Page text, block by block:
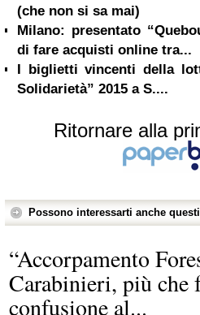
(che non si sa mai)
Milano: presentato
di fare acquisti online tra...
I biglietti vincenti della
Solidarietà” 2015 a S....
Ritornare alla
Possono interessarti anche
“Accorpamento
Carabinieri, più che
confusione al...